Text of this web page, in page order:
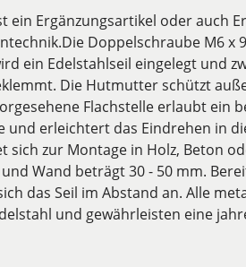
ein Ergänzungsartikel oder auch
Doppelschraube M6 x
ein Edelstahlseil eingelegt und
Die Hutmutter schützt
Flachstelle erlaubt ein
und erleichtert das Eindrehen in
sich zur Montage in Holz, Beton
Wand beträgt 30 - 50 mm.
das Seil im Abstand an. Alle
und gewährleisten eine